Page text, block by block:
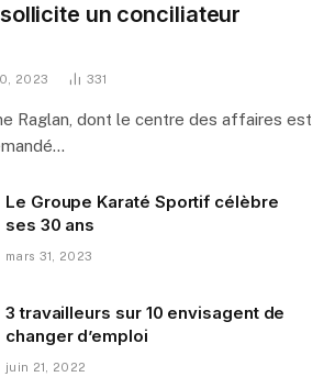
un conciliateur
2023 331
Raglan, dont le centre des affaires est
Le Groupe Karaté Sportif célèbre
ses 30 ans
mars 31, 2023
3 travailleurs sur 10 envisagent de
changer d’emploi
juin 21, 2022